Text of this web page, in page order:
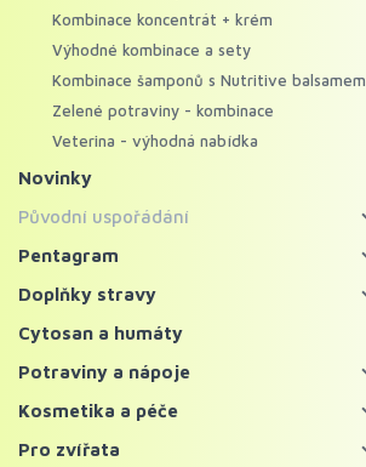
Kombinace koncentrát + krém
Výhodné kombinace a sety
Kombinace šamponů s Nutritive balsamem
Zelené potraviny - kombinace
Veterina - výhodná nabídka
Novinky
Původní uspořádání
Energy food
Pentagram - bylinné koncentráty
Pentagram
Koncentráty
Krémy
Doplňky stravy
Bylinné koncentráty
Probiotika a trávení
Cytosan a humáty
Potraviny a nápoje
Zelené potraviny
Bylinné čaje a nápoje
Kosmetika a péče
Pleť
Pro zvířata